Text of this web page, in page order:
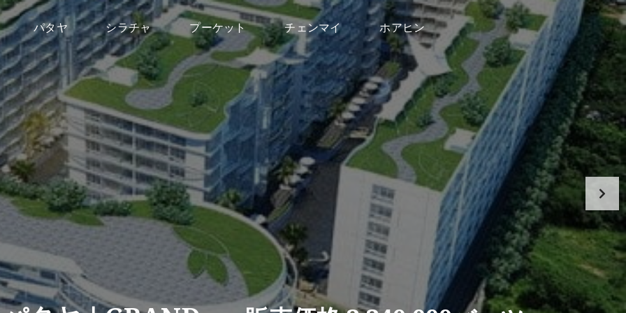
パタヤ シラチャ プーケット チェンマイ ホアヒン